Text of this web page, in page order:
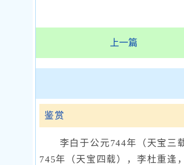
上一篇
鉴赏
李白于公元744年（天宝三载
745年（天宝四载），李杜重逢